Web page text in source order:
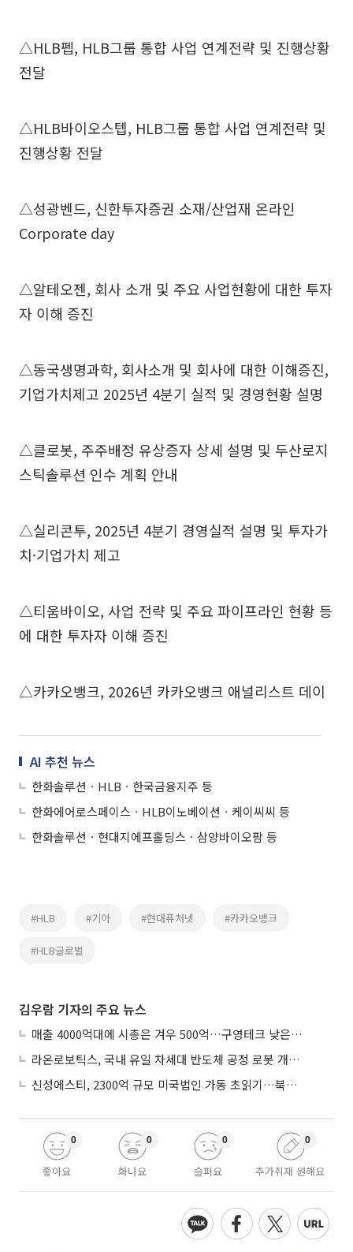
△HLB펩, HLB그룹 통합 사업 연계전략 및 진행상황
전달
△HLB바이오스텝, HLB그룹 통합 사업 연계전략 및
진행상황 전달
△성광벤드, 신한투자증권 소재/산업재 온라인
Corporate day
△알테오젠, 회사 소개 및 주요 사업현황에 대한 투자
자 이해 증진
△동국생명과학, 회사소개 및 회사에 대한 이해증진,
기업가치제고 2025년 4분기 실적 및 경영현황 설명
△클로봇, 주주배정 유상증자 상세 설명 및 두산로지
스틱솔루션 인수 계획 안내
△실리콘투, 2025년 4분기 경영실적 설명 및 투자가
치·기업가치 제고
△티움바이오, 사업 전략 및 주요 파이프라인 현황 등
에 대한 투자자 이해 증진
△카카오뱅크, 2026년 카카오뱅크 애널리스트 데이
AI 추천 뉴스
한화솔루션ㆍHLBㆍ한국금융지주 등
한화에어로스페이스ㆍHLB이노베이션ㆍ케이씨씨 등
한화솔루션ㆍ현대지에프홀딩스ㆍ삼양바이오팜 등
#HLB #기아 #현대퓨처넷 #카카오뱅크
#HLB글로벌
김우람 기자의 주요 뉴스
매출 4000억대에 시총은 겨우 500억…구영테크 낮은 몸값에 저가 승계 마무리
라온로보틱스, 국내 유일 차세대 반도체 공정 로봇 개발 ‘고객사 테스트 진행’
신성에스티, 2300억 규모 미국법인 가동 초읽기…북미 ESS 공략 본격화
좋아요
0
화나요
0
슬퍼요
0
추가취재 원해요
0